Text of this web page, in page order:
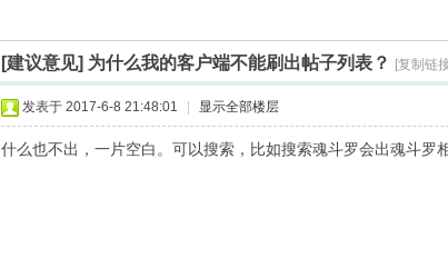
[建议意见] 为什么我的客户端不能刷出帖子列表？ [复制链
发表于 2017-6-8 21:48:01 显示全部楼层
什么也不出，一片空白。可以搜索，比如搜索魂斗罗会出魂斗罗